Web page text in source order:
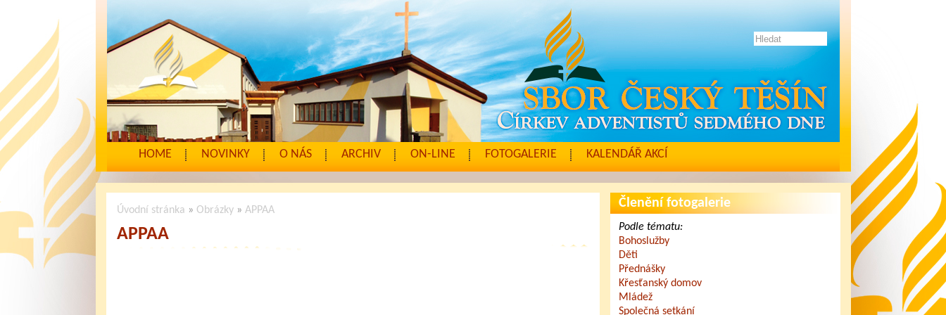
HOME NOVINKY O NÁS ARCHIV ON-LINE FOTOGALERIE KALENDÁŘ AKCÍ
Úvodní stránka » Obrázky» APPAA
APPAA
Členění fotogalerie
Podle tématu:
Bohoslužby
Děti
Přednášky
Křesťanský domov
Mládež
Společná setkání